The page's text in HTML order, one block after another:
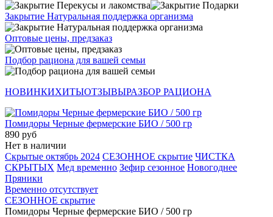
Закрытие Натуральная поддержка организма
Оптовые цены, предзаказ
Подбор рациона для вашей семьи
НОВИНКИХИТЫОТЗЫВЫРАЗБОР РАЦИОНА
Помидоры Черные фермерские БИО / 500 гр
890 руб
Нет в наличии
Скрытые октябрь 2024 СЕЗОННОЕ скрытие ЧИСТКА
СКРЫТЫХ Мед временно Зефир сезонное Новогоднее
Пряники
Временно отсутствует
СЕЗОННОЕ скрытие
Помидоры Черные фермерские БИО / 500 гр